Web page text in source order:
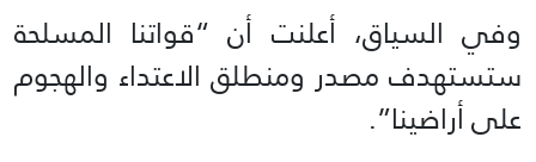
وفي السياق، أعلنت أن “قواتنا المسلحة
ستستهدف مصدر ومنطلق الاعتداء والهجوم
على أراضينا”.